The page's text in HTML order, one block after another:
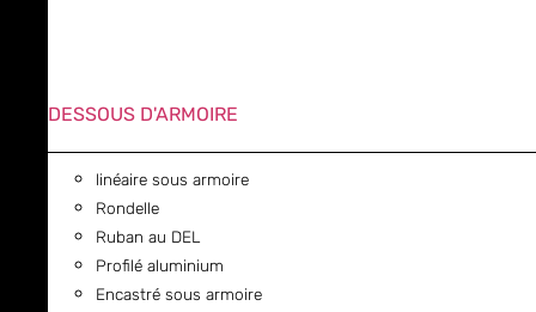
DESSOUS D'ARMOIRE
linéaire sous armoire
Rondelle
Ruban au DEL
Profilé aluminium
Encastré sous armoire